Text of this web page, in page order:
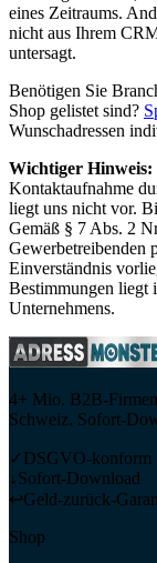
eines Zeitraums.
nicht aus Ihrem
untersagt.
Benötigen Sie
Shop gelistet sind?
Wunschadressen
Wichtiger Hinweis:
Kontaktaufnahme
liegt uns nicht vor.
Gemäß § 7 Abs. 2
Gewerbetreibenden
Einverständnis
Bestimmungen liegt
Unternehmens.
4+ Mio. B2B-
Schweiz. Sofort-
✓ DSGVO-konform
↓Sofort-Download
↩Geld-zurück-
Shop